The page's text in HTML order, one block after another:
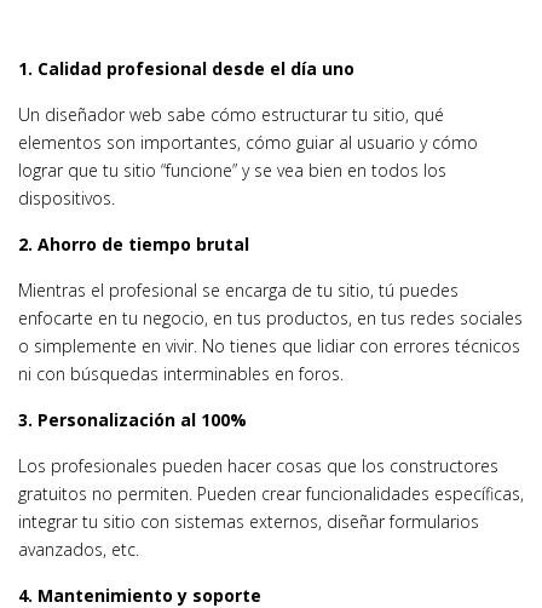
1. Calidad profesional desde el día uno
Un diseñador web sabe cómo estructurar tu sitio, qué
elementos son importantes, cómo guiar al usuario y cómo
lograr que tu sitio “funcione” y se vea bien en todos los
dispositivos.
2. Ahorro de tiempo brutal
Mientras el profesional se encarga de tu sitio, tú puedes
enfocarte en tu negocio, en tus productos, en tus redes sociales
o simplemente en vivir. No tienes que lidiar con errores técnicos
ni con búsquedas interminables en foros.
3. Personalización al 100%
Los profesionales pueden hacer cosas que los constructores
gratuitos no permiten. Pueden crear funcionalidades específicas,
integrar tu sitio con sistemas externos, diseñar formularios
avanzados, etc.
4. Mantenimiento y soporte